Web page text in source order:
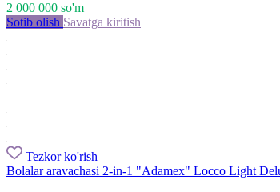
2 000 000 so'm
Sotib olish Savatga kiritish
Tezkor ko'rish
Bolalar aravachasi 2-in-1 "Adamex" Locco Light